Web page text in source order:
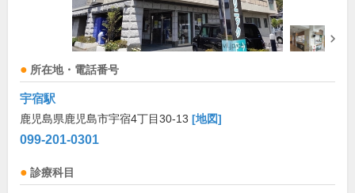
所在地・電話番号
宇宿駅
鹿児島県鹿児島市宇宿4丁目30-13 [地図]
099-201-0301
診療科目